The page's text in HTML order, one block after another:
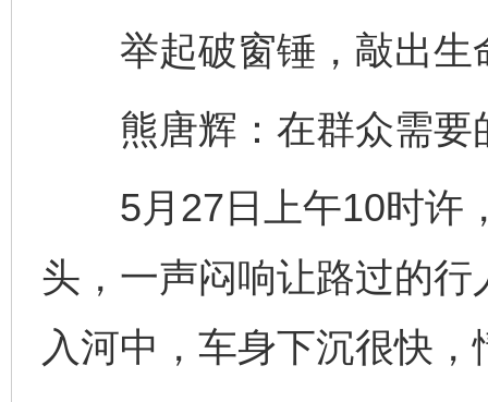
举起破窗锤，敲出生
熊唐辉：在群众需要
5月27日上午10时许
头，一声闷响让路过的
入河中，车身下沉很快